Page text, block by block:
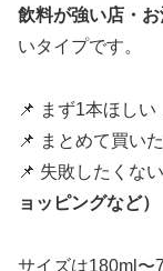
飲料が強い店・
いタイプです。
📌 まず1本ほし
📌 まとめて買い
📌 失敗したくな
ョッピングなど）
サイズは180ml〜